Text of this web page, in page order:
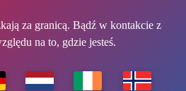
za granicą. Bądź w kontakcie z
na to, gdzie jesteś.